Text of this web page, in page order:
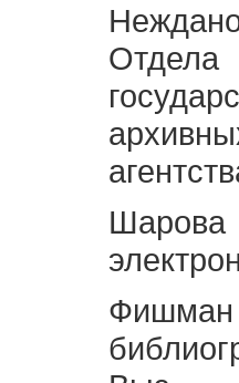
Шарова